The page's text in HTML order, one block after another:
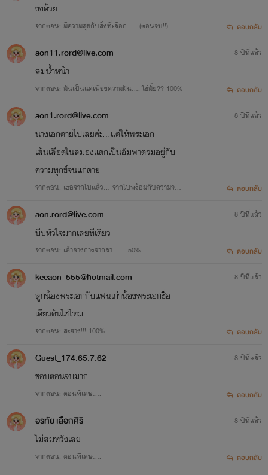
งงด้วย
จากตอน: มีความสุขกับสิ่งที่เลือก..... (ตอนจบ!!) ตอบกลับ
aon11.rord@live.com
สมน้ำหน้า
จากตอน: มันเป็นแค่เพียงความฝัน.... ใช่มั้ย?? 100%
8 ปีที่แล้ว
ตอบกลับ
aon1.rord@live.com
นางเอกตายไปเลยค่ะ...แต่ให้พระเอก
เส้นเลือดในสมองแตกเป็นอัมพาตจมอยู่กับ
ความทุกข์จนแก่ตาย
จากตอน: เธอจากไปแล้ว... จากไปพร้อมกับความจริง
8 ปีที่แล้ว
ตอบกลับ
aon.rord@live.com
บีบหัวใจมากเลยทีเดียว
จากตอน: เค้าลางการจากลา...... 50%
8 ปีที่แล้ว
ตอบกลับ
keeaon_555@hotmail.com
ลูกน้องพระเอกกับแฟนเก่าน้องพระเอกชื่อ
เดียวดันใช่ไหม
จากตอน: สะสาง!!! 100%
8 ปีที่แล้ว
ตอบกลับ
Guest_174.65.7.62
ชอบตอนจบมาก
จากตอน: ตอนพิเศษ....
8 ปีที่แล้ว
ตอบกลับ
อรทัย เลือกศิริ
ไม่สมหวังเลย
จากตอน: ตอนพิเศษ....
8 ปีที่แล้ว
ตอบกลับ